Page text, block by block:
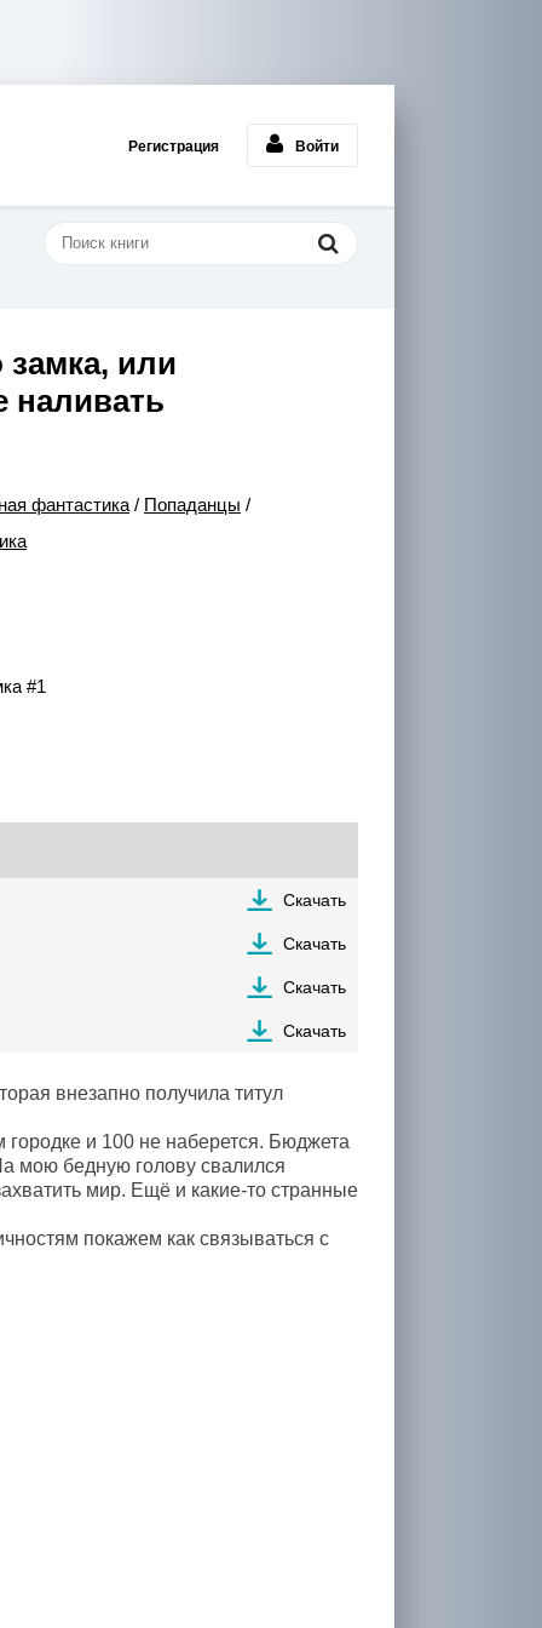
Регистрация Войти
замка, или
наливать
фантастика / Попаданцы /
#1
Скачать
Скачать
Скачать
Скачать
внезапно получила титул
и 100 не наберется. Бюджета
мою бедную голову свалился
мир. Ещё и какие-то странные
покажем как связываться с